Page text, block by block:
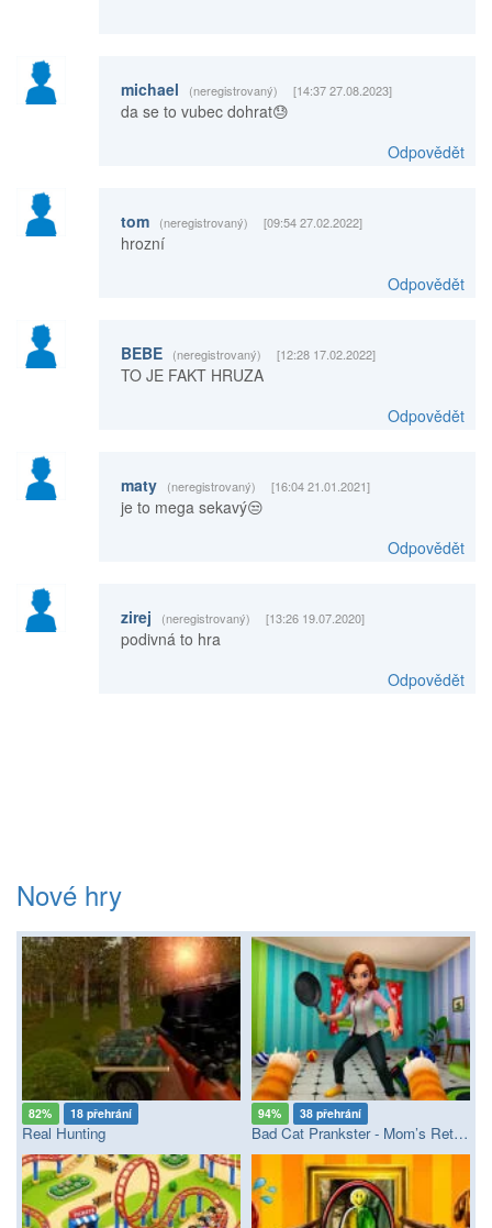
michael (neregistrovaný) [14:37 27.08.2023]
da se to vubec dohrat😓
Odpovědět
tom (neregistrovaný) [09:54 27.02.2022]
hrozní
Odpovědět
BEBE (neregistrovaný) [12:28 17.02.2022]
TO JE FAKT HRUZA
Odpovědět
maty (neregistrovaný) [16:04 21.01.2021]
je to mega sekavý😒
Odpovědět
zirej (neregistrovaný) [13:26 19.07.2020]
podivná to hra
Odpovědět
Nové hry
82% 18 přehrání
Real Hunting
94% 38 přehrání
Bad Cat Prankster - Mom’s Return